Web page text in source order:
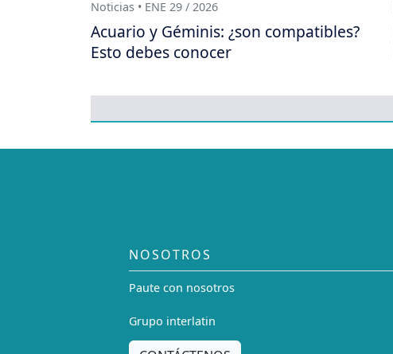
Noticias • ENE 29 / 2026
Acuario y Géminis: ¿son compatibles?
Esto debes conocer
NOSOTROS
Paute con nosotros
Grupo interlatin